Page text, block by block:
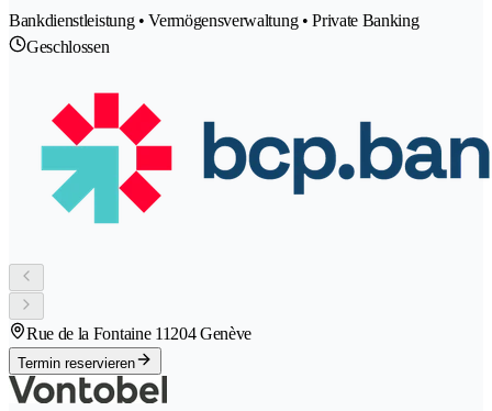
Bankdienstleistung • Vermögensverwaltung • Private Banking
Geschlossen
Rue de la Fontaine 11204 Genève
Termin reservieren